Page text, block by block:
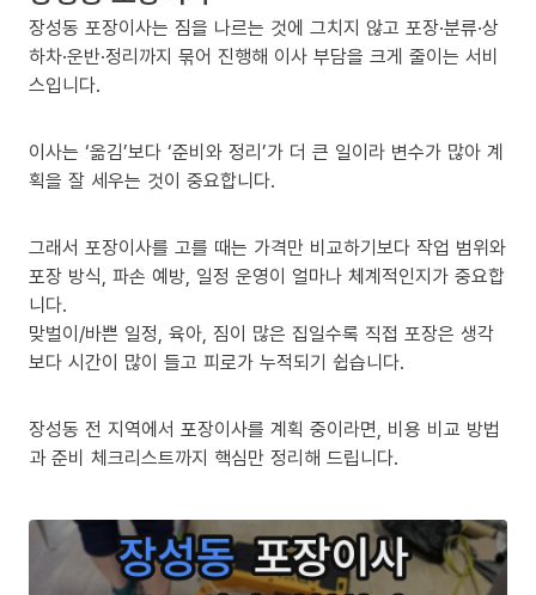
장성동 포장이사는 짐을 나르는 것에 그치지 않고 포장·분류·상
하차·운반·정리까지 묶어 진행해 이사 부담을 크게 줄이는 서비
스입니다.
이사는 ‘옮김’보다 ‘준비와 정리’가 더 큰 일이라 변수가 많아 계
획을 잘 세우는 것이 중요합니다.
그래서 포장이사를 고를 때는 가격만 비교하기보다 작업 범위와
포장 방식, 파손 예방, 일정 운영이 얼마나 체계적인지가 중요합
니다.
맞벌이/바쁜 일정, 육아, 짐이 많은 집일수록 직접 포장은 생각
보다 시간이 많이 들고 피로가 누적되기 쉽습니다.
장성동 전 지역에서 포장이사를 계획 중이라면, 비용 비교 방법
과 준비 체크리스트까지 핵심만 정리해 드립니다.